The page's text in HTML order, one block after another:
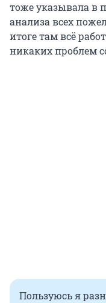
тоже указывала в
анализа всех
итоге там всё
никаких проблем
Пользуюсь я